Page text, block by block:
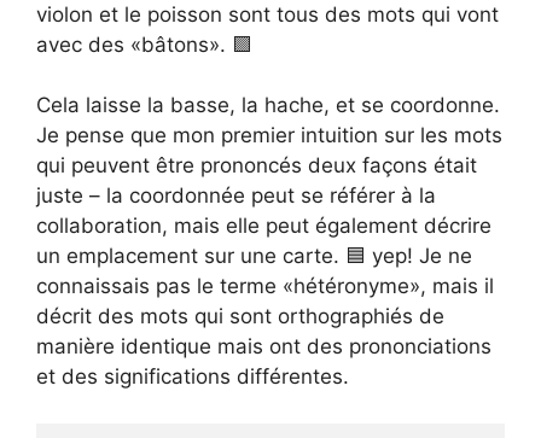
violon et le poisson sont tous des mots qui vont
avec des «bâtons». 🟪
Cela laisse la basse, la hache, et se coordonne.
Je pense que mon premier intuition sur les mots
qui peuvent être prononcés deux façons était
juste – la coordonnée peut se référer à la
collaboration, mais elle peut également décrire
un emplacement sur une carte. 🟦 yep! Je ne
connaissais pas le terme «hétéronyme», mais il
décrit des mots qui sont orthographiés de
manière identique mais ont des prononciations
et des significations différentes.